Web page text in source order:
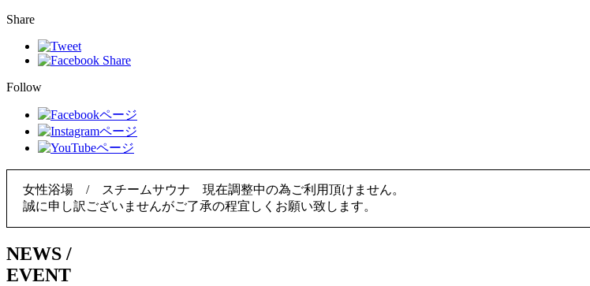
Share
Follow
女性浴場 / スチームサウナ 現在調整中の為ご利用頂けません。
誠に申し訳ございませんがご了承の程宜しくお願い致します。
NEWS /
EVENT